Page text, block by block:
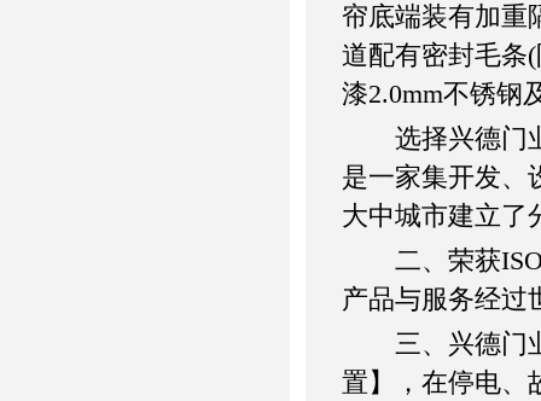
帘底端装有加重
道配有密封毛条
漆2.0mm不锈钢
选择兴德门
是一家集开发、
大中城市建立了
二、荣获
产品与服务经过
三、兴德门业
置】，在停电、